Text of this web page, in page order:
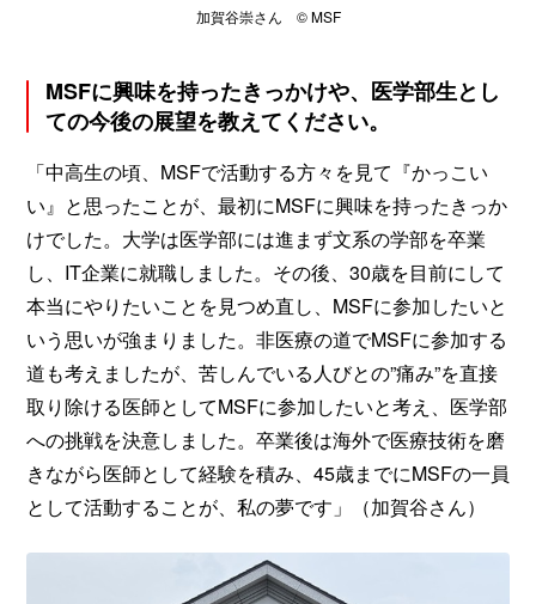
加賀谷崇さん © MSF
MSFに興味を持ったきっかけや、医学部生とし
ての今後の展望を教えてください。
「中高生の頃、MSFで活動する方々を見て『かっこい
い』と思ったことが、最初にMSFに興味を持ったきっか
けでした。大学は医学部には進まず文系の学部を卒業
し、IT企業に就職しました。その後、30歳を目前にして
本当にやりたいことを見つめ直し、MSFに参加したいと
いう思いが強まりました。非医療の道でMSFに参加する
道も考えましたが、苦しんでいる人びとの”痛み”を直接
取り除ける医師としてMSFに参加したいと考え、医学部
への挑戦を決意しました。卒業後は海外で医療技術を磨
きながら医師として経験を積み、45歳までにMSFの一員
として活動することが、私の夢です」（加賀谷さん）